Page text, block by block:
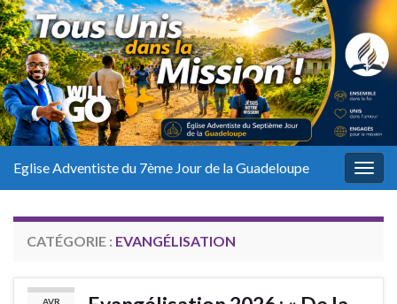
Eglise Adventiste du 7ème Jour de la Guadeloupe
CATÉGORIE : EVANGÉLISATION
AVR